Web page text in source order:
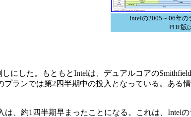
Intelの2005～06年の
PDF版
にした。もともとIntelは、デュアルコアの
ランでは第2四半期中の投入となっている。ある
、約1四半期早まったことになる。これは、Intel